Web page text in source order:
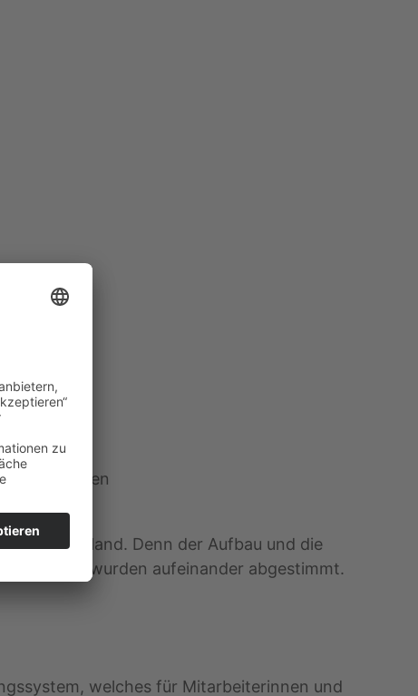
Grenzen
im Saarland. Denn der Aufbau und die
und wurden aufeinander abgestimmt.
welches für Mitarbeiterinnen und